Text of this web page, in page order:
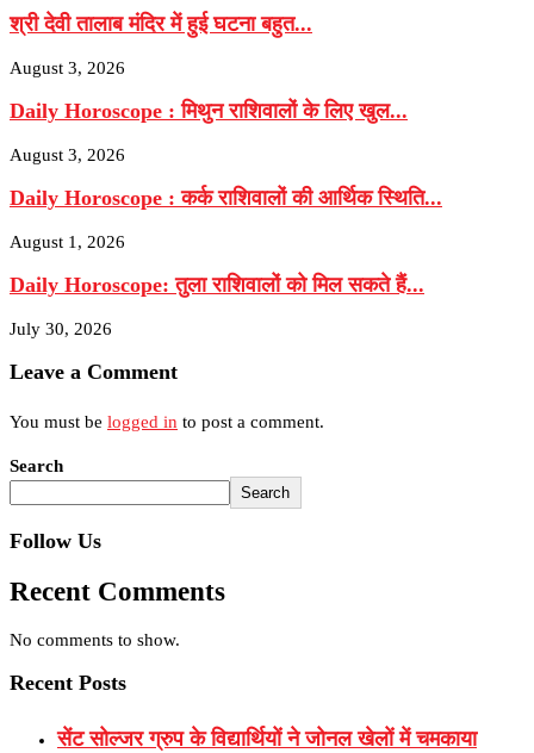
श्री देवी तालाब मंदिर में हुई घटना बहुत...
August 3, 2026
Daily Horoscope : मिथुन राशिवालों के लिए खुल...
August 3, 2026
Daily Horoscope : कर्क राशिवालों की आर्थिक स्थिति...
August 1, 2026
Daily Horoscope: तुला राशिवालों को मिल सकते हैं...
July 30, 2026
Leave a Comment
You must be logged in to post a comment.
Search
Search
Follow Us
Recent Comments
No comments to show.
Recent Posts
सेंट सोल्जर ग्रुप के विद्यार्थियों ने जोनल खेलों में चमकाया